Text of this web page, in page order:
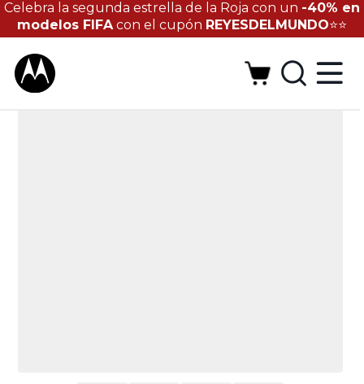
Celebra la segunda estrella de la Roja con un -40% en
modelos FIFAcon el cupón REYESDELMUNDO⭐⭐